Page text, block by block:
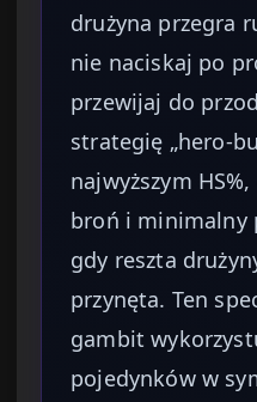
drużyna przegra
nie naciskaj po
przewijaj do
strategię „hero-
najwyższym
broń i minimalny
gdy reszta
przynęta. Ten
gambit
pojedynków w